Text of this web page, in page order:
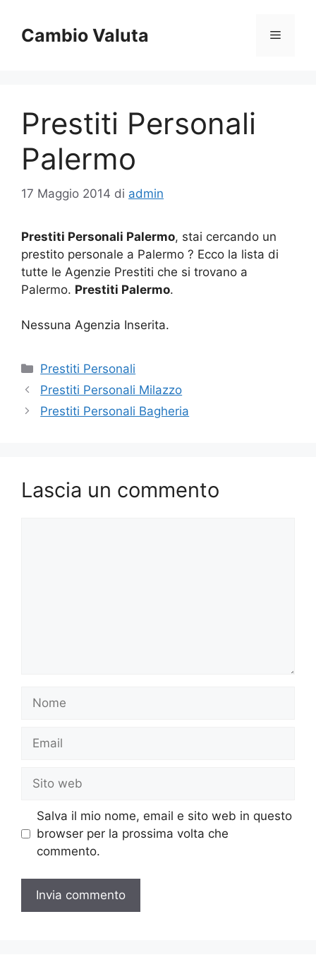
contenuto
Cambio Valuta Menu
Prestiti Personali
Palermo
17 Maggio 2014 di admin
Prestiti Personali Palermo, stai cercando un
prestito personale a Palermo ? Ecco la lista di
tutte le Agenzie Prestiti che si trovano a
Palermo. Prestiti Palermo.
Nessuna Agenzia Inserita.
Categorie
Prestiti Personali
Prestiti Personali Milazzo
Prestiti Personali Bagheria
Lascia un commento
Nome
Email
Sito
web
Salva il mio nome, email e sito web in questo
browser per la prossima volta che
commento.